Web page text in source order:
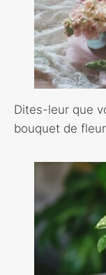
Dites-leur que
bouquet de